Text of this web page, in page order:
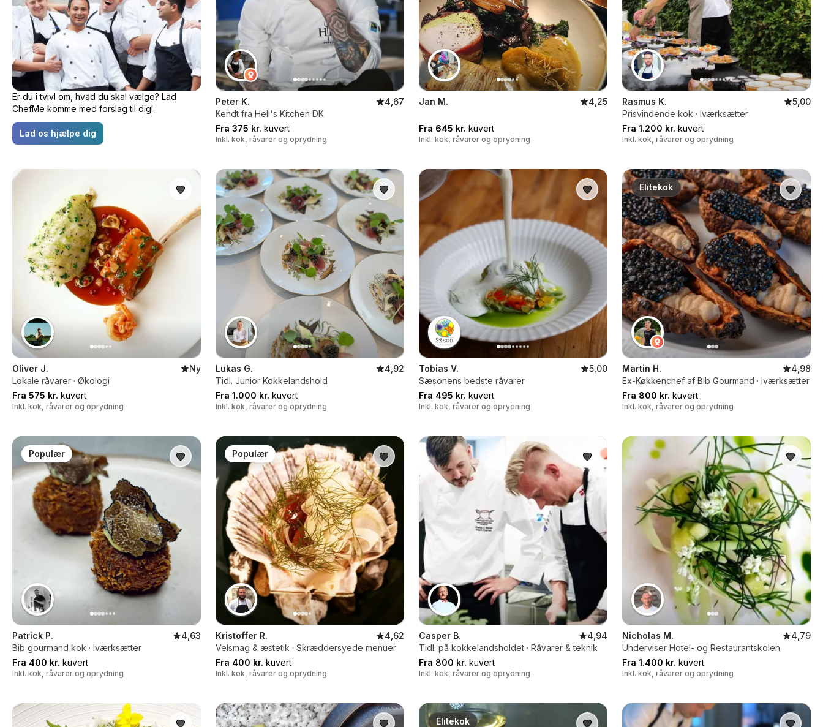
Er du i tvivl om, hvad du skal vælge? Lad
ChefMe komme med forslag til dig!
Lad os hjælpe dig
Peter K.
4,67
Kendt fra Hell's Kitchen DK
Fra 375 kr. kuvert
Inkl. kok, råvarer og oprydning
Jan M. 4,25
Fra 645 kr. kuvert
Inkl. kok, råvarer og oprydning
Rasmus K.
5,00
Prisvindende kok · Iværksætter
Fra 1.200 kr. kuvert
Inkl. kok, råvarer og oprydning
Oliver J.
Ny
Lokale råvarer · Økologi
Fra 575 kr. kuvert
Inkl. kok, råvarer og oprydning
Lukas G.
4,92
Tidl. Junior Kokkelandshold
Fra 1.000 kr. kuvert
Inkl. kok, råvarer og oprydning
Tobias V.
5,00
Sæsonens bedste råvarer
Fra 495 kr. kuvert
Inkl. kok, råvarer og oprydning
Elitekok
Martin H.
4,98
Ex-Køkkenchef af Bib Gourmand · Iværksætter
Fra 800 kr. kuvert
Inkl. kok, råvarer og oprydning
Populær
Patrick P.
4,63
Bib gourmand kok · Iværksætter
Fra 400 kr. kuvert
Inkl. kok, råvarer og oprydning
Populær
Kristoffer R.
4,62
Velsmag & æstetik · Skræddersyede menuer
Fra 400 kr. kuvert
Inkl. kok, råvarer og oprydning
Casper B.
4,94
Tidl. på kokkelandsholdet · Råvarer & teknik
Fra 800 kr. kuvert
Inkl. kok, råvarer og oprydning
Nicholas M.
4,79
Underviser Hotel- og Restaurantskolen
Fra 1.400 kr. kuvert
Inkl. kok, råvarer og oprydning
Elitekok